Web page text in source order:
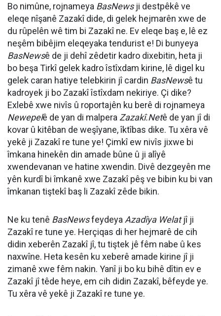
Bo nimûne, rojnameya BasNewsji destpêkê ve
eleqe nîşanê Zazakî dide, di gelek hejmarên xwe de
du rûpelên wê tim bi Zazakî ne. Ev eleqe baş e, lê ez
neşêm bibêjim eleqeyaka tendurist e! Di bunyeya
BasNewsê de ji dehî zêdetir kadro dixebitin, heta ji
bo beşa Tirkî gelek kadro îstîxdam kirine, lê digel ku
gelek caran hatiye telebkirin jî cardin BasNewsê tu
kadroyek ji bo Zazakî îstîxdam nekiriye. Çi dike?
Exlebê xwe nivîs û roportajên ku berê di rojnameya
Newepelê de yan di malperaZazakî.Netê de yan jî di
kovar û kitêban de weşîyane, îktîbas dike. Tu xêra vê
yekê ji Zazakî re tune ye! Çimkî ew nivîs jixwe bi
îmkana hinekên din amade bûne û ji alîyê
xwendevanan ve hatine xwendin. Divê dezgeyên me
yên kurdî bi îmkanê xwe Zazakî pêş ve bibin ku bi van
îmkanan tiştekî baş li Zazakî zêde bikin.
Ne ku tenê BasNewsfeydeyaAzadîya Welatjî ji
Zazakî re tune ye. Herçiqas di her hejmarê de cih
didin xeberên Zazakî jî, tu tiştek jê fêm nabe û kes
naxwîne. Heta kesên ku xeberê amade kirine jî ji
zimanê xwe fêm nakin. Yanî ji bo ku bihê dîtin ev e
Zazakî jî têde heye, em cih didin Zazakî, bêfeyde ye.
Tu xêra vê yekê ji Zazakî re tune ye.